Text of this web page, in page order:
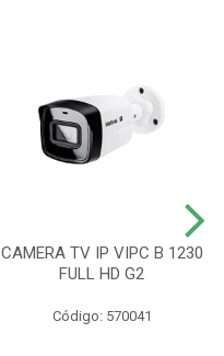
CAMERA TV IP VIPC B 1230
FULL HD G2
Código: 570041